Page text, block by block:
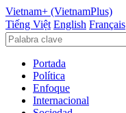
Vietnam+ (VietnamPlus)
Tiếng Việt English Français
Portada
Política
Enfoque
Internacional